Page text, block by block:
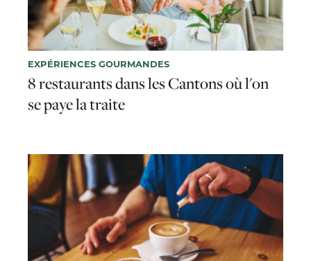
EXPÉRIENCES GOURMANDES
8 restaurants dans les Cantons où l'on
se paye la traite